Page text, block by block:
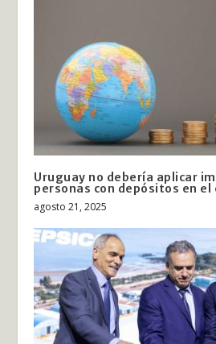
Uruguay no debería aplicar
personas con depósitos en
agosto 21, 2025